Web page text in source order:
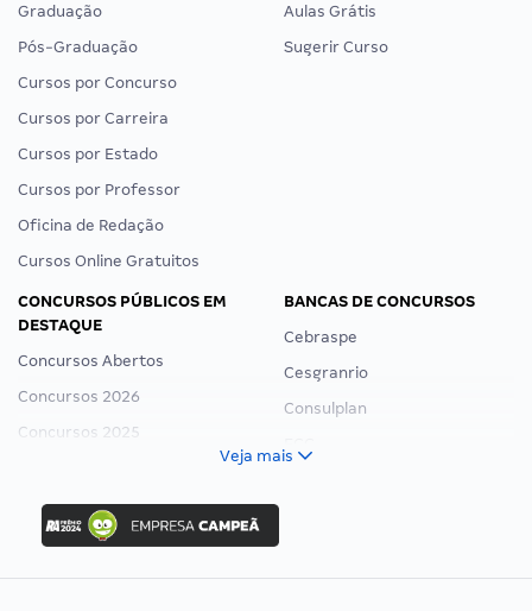
Graduação
Pós-Graduação
Cursos por Concurso
Cursos por Carreira
Cursos por Estado
Cursos por Professor
Oficina de Redação
Cursos Online Gratuitos
Aulas Grátis
Sugerir Curso
CONCURSOS PÚBLICOS EM
DESTAQUE
Concursos Abertos
Concursos 2026
Concursos 2025
Concurso Ibama
Concurso MPU
Editais publicados
BANCAS DE CONCURSOS
Cebraspe
Cesgranrio
Consulplan
Veja mais